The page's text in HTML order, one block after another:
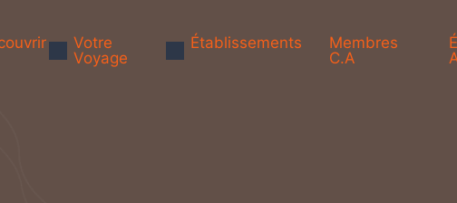
Votre
Voyage
Établissements
Membres
C.A